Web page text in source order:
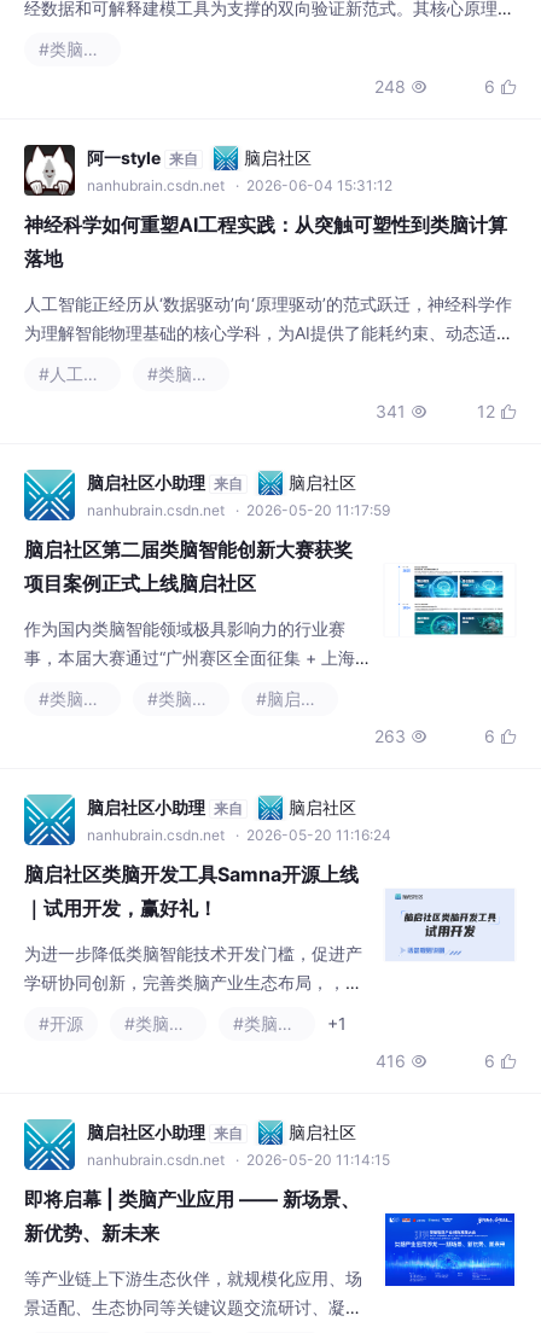
经数据和可解释建模工具为支撑的双向验证新范式。其核心原理在
于通过数据层（如ECoG频谱对齐）、模型层（如生物门控LST
设与神经机制的互证。这一技术路径显著提升模型在癫痫预测、B
用于低功耗边缘部署与小样本神经疾病分析场景
#类脑计算
248  6 
阿一style 来自 脑启社区
nanhubrain.csdn.net · 2026-06-04 15:31:12
神经科学如何重塑AI工程实践：从突触可塑性到类脑计算
落地
人工智能正经历从‘数据驱动’向‘原理驱动’的范式跃迁，神经科学作
为理解智能物理基础的核心学科，为AI提供了能耗约束、动态适
应、时序建模与资源调度等关键工程启示。其核心价值不在于生物
数学本质与物理约束。这些原理已支撑脉冲神经网络在边缘设备实
双通路架构解决实时控制误差校正等工业场景。对算
#人工智能
#类脑计算
341  12 
脑启社区小助理 来自 脑启社区
nanhubrain.csdn.net · 2026-05-20 11:17:59
脑启社区第二届类脑智能创新大赛获奖
项目案例正式上线脑启社区
作为国内类脑智能领域极具影响力的行业赛
事，本届大赛通过“广州赛区全面征集 + 上海
地区定向推荐”双轨模式，累计吸引60支队伍
公司、成都中科智网科技有限公司、上海眸深
智能科技有限公司、阿尔飞思（杭州）机器人
科技有限公司等23家行业创新企业，参赛项目
广泛涉足低空经济、交通预警、医疗
#类脑智能 #类脑计算
#脑启社区
263  6 
脑启社区小助理 来自 脑启社区
nanhubrain.csdn.net · 2026-05-20 11:16:24
脑启社区类脑开发工具Samna开源上线
｜试用开发，赢好礼！
为进一步降低类脑智能技术开发门槛，促进产
学研协同创新，完善类脑产业生态布局，，为
全球类脑开发者提供高效、便捷的技术开发底
激发开发者创新活力，让类脑开发工具的技术
价值充分释放，脑启社区将依托本次工具开
源，举办。的数据处理系统，允许用户对输入
输出芯片的数据进行自定义处理。，开启你的
类脑
#开源 #类脑计算 #类脑智能
+1
416  6 
脑启社区小助理 来自 脑启社区
nanhubrain.csdn.net · 2026-05-20 11:14:15
即将启幕 | 类脑产业应用 —— 新场景、
新优势、新未来
等产业链上下游生态伙伴，就规模化应用、场
景适配、生态协同等关键议题交流研讨、凝聚